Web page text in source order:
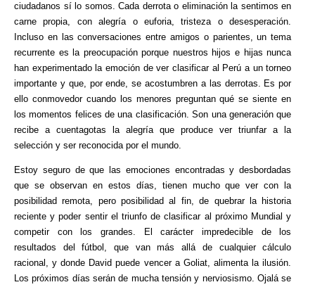
ciudadanos sí lo somos. Cada derrota o eliminación la sentimos en
carne propia, con alegría o euforia, tristeza o desesperación.
Incluso en las conversaciones entre amigos o parientes, un tema
recurrente es la preocupación porque nuestros hijos e hijas nunca
han experimentado la emoción de ver clasificar al Perú a un torneo
importante y que, por ende, se acostumbren a las derrotas. Es por
ello conmovedor cuando los menores preguntan qué se siente en
los momentos felices de una clasificación. Son una generación que
recibe a cuentagotas la alegría que produce ver triunfar a la
selección y ser reconocida por el mundo.
Estoy seguro de que las emociones encontradas y desbordadas
que se observan en estos días, tienen mucho que ver con la
posibilidad remota, pero posibilidad al fin, de quebrar la historia
reciente y poder sentir el triunfo de clasificar al próximo Mundial y
competir con los grandes. El carácter impredecible de los
resultados del fútbol, que van más allá de cualquier cálculo
racional, y donde David puede vencer a Goliat, alimenta la ilusión.
Los próximos días serán de mucha tensión y nerviosismo. Ojalá se